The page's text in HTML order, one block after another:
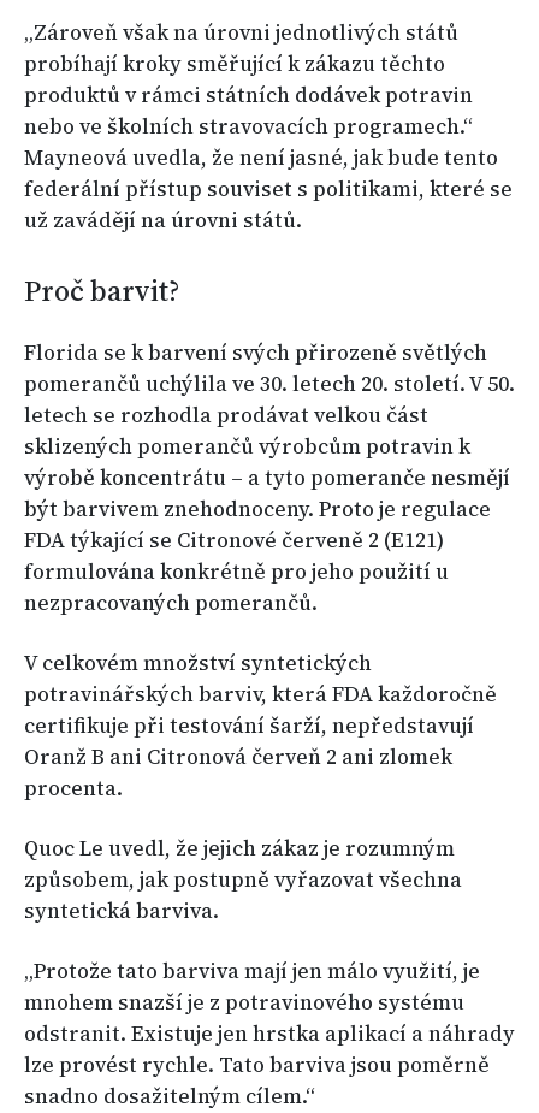
„Zároveň však na úrovni jednotlivých států
probíhají kroky směřující k zákazu těchto
produktů v rámci státních dodávek potravin
nebo ve školních stravovacích programech.“
Mayneová uvedla, že není jasné, jak bude tento
federální přístup souviset s politikami, které se
už zavádějí na úrovni států.
Proč barvit?
Florida se k barvení svých přirozeně světlých
pomerančů uchýlila ve 30. letech 20. století. V 50.
letech se rozhodla prodávat velkou část
sklizených pomerančů výrobcům potravin k
výrobě koncentrátu – a tyto pomeranče nesmějí
být barvivem znehodnoceny. Proto je regulace
FDA týkající se Citronové červeně 2 (E121)
formulována konkrétně pro jeho použití u
nezpracovaných pomerančů.
V celkovém množství syntetických
potravinářských barviv, která FDA každoročně
certifikuje při testování šarží, nepředstavují
Oranž B ani Citronová červeň 2 ani zlomek
procenta.
Quoc Le uvedl, že jejich zákaz je rozumným
způsobem, jak postupně vyřazovat všechna
syntetická barviva.
„Protože tato barviva mají jen málo využití, je
mnohem snazší je z potravinového systému
odstranit. Existuje jen hrstka aplikací a náhrady
lze provést rychle. Tato barviva jsou poměrně
snadno dosažitelným cílem.“